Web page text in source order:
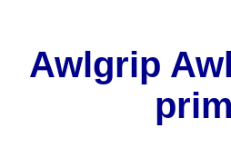
Awlgrip